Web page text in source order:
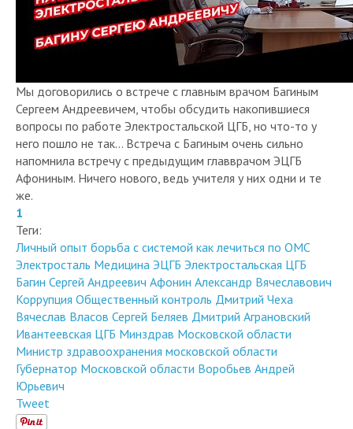
Мы договорились о встрече с главным врачом Багиным
Сергеем Андреевичем, чтобы обсудить накопившиеся
вопросы по работе Электростальской ЦГБ, но что-то у
него пошло не так... Встреча с Багиным очень сильно
напомнила встречу с предыдущим главврачом ЭЦГБ
Афониным. Ничего нового, ведь учителя у них одни и те
же.
1
Теги:
Личный опыт борьба с системой как лечиться по ОМС
Электросталь Медицина ЭЦГБ Электростальская ЦГБ
Багин Сергей Андреевич Афонин Александр Вячеславович
Коррупция Общественный контроль Дмитрий Чеха
Вячеслав Власов Сергей Беляев Дмитрий Аграновский
Ивантеевская ЦГБ Минздрав Московской области
Министр здравоохранения московской области
Губернатор Московской области Воробьев Андрей
Юрьевич
Tweet